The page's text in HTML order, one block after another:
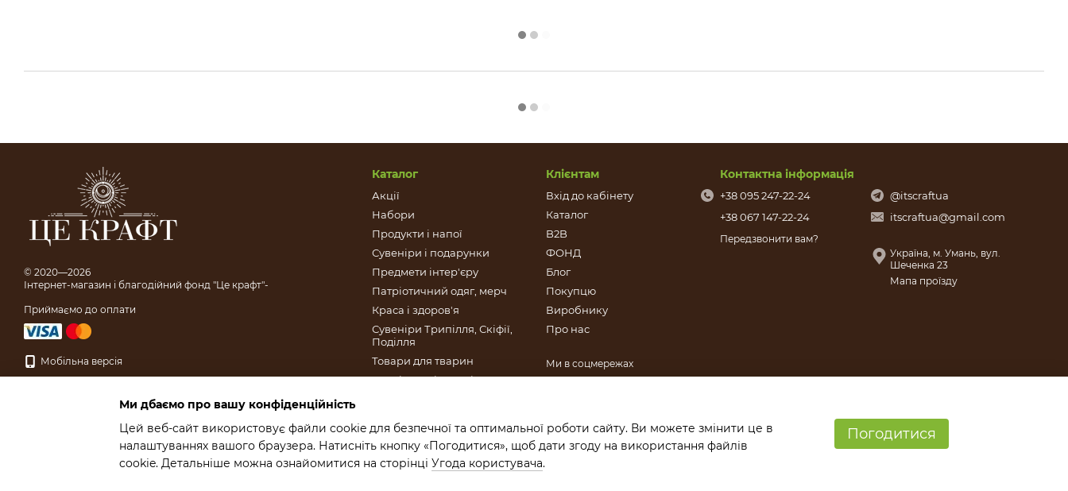
© 2020—2026
Інтернет-магазин і благодійний фонд "Це крафт"-
Приймаємо до оплати
Мобільна версія
Інтернет-магазин створений з Хорошоп
Каталог
Акції
Набори
Продукти і напої
Сувеніри і подарунки
Предмети інтер'єру
Патріотичний одяг, мерч
Краса і здоров'я
Сувеніри Трипілля, Скіфії,
Поділля
Товари для тварин
Патріотичні сувеніри
Подарункові сертифікати
Клієнтам
Вхід до кабінету
Каталог
B2B
ФОНД
Блог
Покупцю
Виробнику
Про нас
Ми в соцмережах
Контактна інформація
+38 095 247-22-24
+38 067 147-22-24
Передзвонити вам?
@itscraftua
itscraftua@gmail.com
Україна, м. Умань, вул.
Шеченка 23
Мапа проїзду
Ми дбаємо про вашу конфіденційність
Цей веб-сайт використовує файли cookie для безпечної та оптимальної роботи сайту. Ви можете змінити це в
налаштуваннях вашого браузера. Натисніть кнопку «Погодитися», щоб дати згоду на використання файлів
cookie. Детальніше можна ознайомитися на сторінці Угода користувача.
Погодитися